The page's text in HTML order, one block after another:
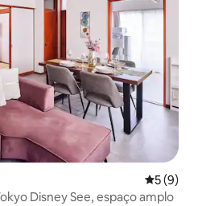
5 de
5 (9)
Disney See, espaço amplo